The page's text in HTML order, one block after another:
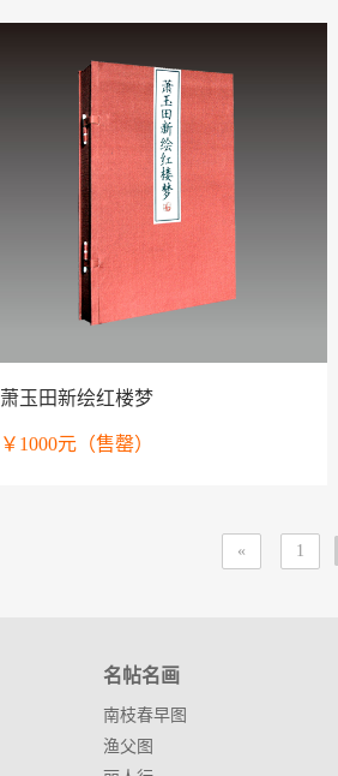
萧玉田新绘红楼梦
￥1000元（售罄）
« 1
名帖名画
南枝春早图
渔父图